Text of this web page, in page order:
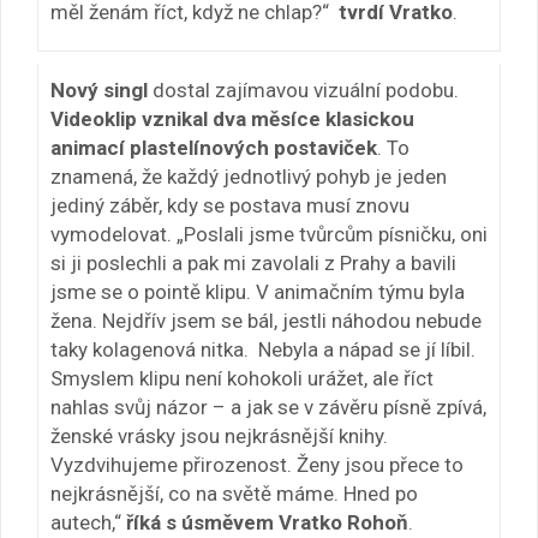
měl ženám říct, když ne chlap?“ tvrdí Vratko
Nový singl dostal zajímavou vizuální podobu.
Videoklip vznikal dva měsíce klasickou
animací plastelínových postaviček . To
znamená, že každý jednotlivý pohyb je jeden
jediný záběr, kdy se postava musí znovu
vymodelovat. „Poslali jsme tvůrcům písničku, oni
si ji poslechli a pak mi zavolali z Prahy a bavili
jsme se o pointě klipu. V animačním týmu byla
žena. Nejdřív jsem se bál, jestli náhodou nebude
taky kolagenová nitka. Nebyla a nápad se jí líbil.
Smyslem klipu není kohokoli urážet, ale říct
nahlas svůj názor – a jak se v závěru písně zpívá,
ženské vrásky jsou nejkrásnější knihy.
Vyzdvihujeme přirozenost. Ženy jsou přece to
nejkrásnější, co na světě máme. Hned po
autech,“ říká s úsměvem Vratko Rohoň